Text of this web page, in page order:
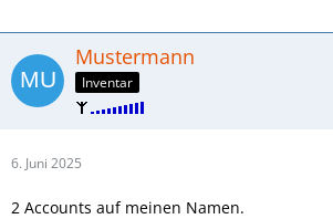
Mustermann
Inventar
6. Juni 2025
2 Accounts auf meinen Namen.